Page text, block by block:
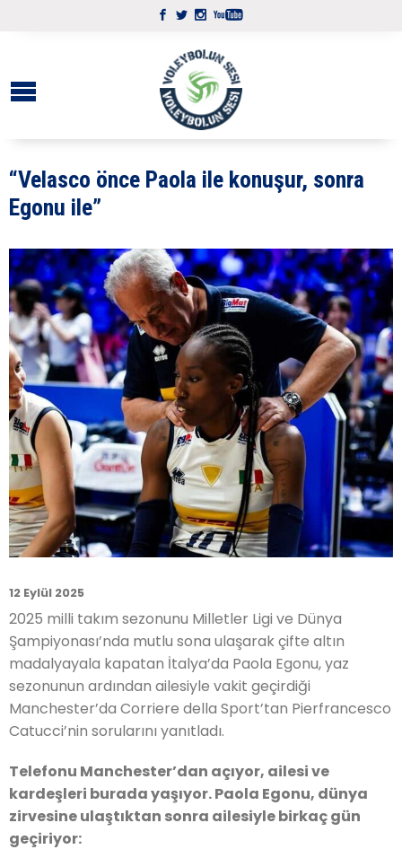
“Velasco önce Paola ile konuşur, sonra
Egonu ile”
12 Eylül 2025
2025 milli takım sezonunu Milletler Ligi ve Dünya
Şampiyonası’nda mutlu sona ulaşarak çifte altın
madalyayala kapatan İtalya’da Paola Egonu, yaz
sezonunun ardından ailesiyle vakit geçirdiği
Manchester’da Corriere della Sport’tan Pierfrancesco
Catucci’nin sorularını yanıtladı.
Telefonu Manchester’dan açıyor, ailesi ve
kardeşleri burada yaşıyor. Paola Egonu, dünya
zirvesine ulaştıktan sonra ailesiyle birkaç gün
geçiriyor: